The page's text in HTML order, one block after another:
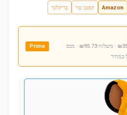
Amazon קפטן טוי בריקלנד
מחיר מוצר ₪356.16 · משלוח ₪95.73 · מכס
במחיר
Prime